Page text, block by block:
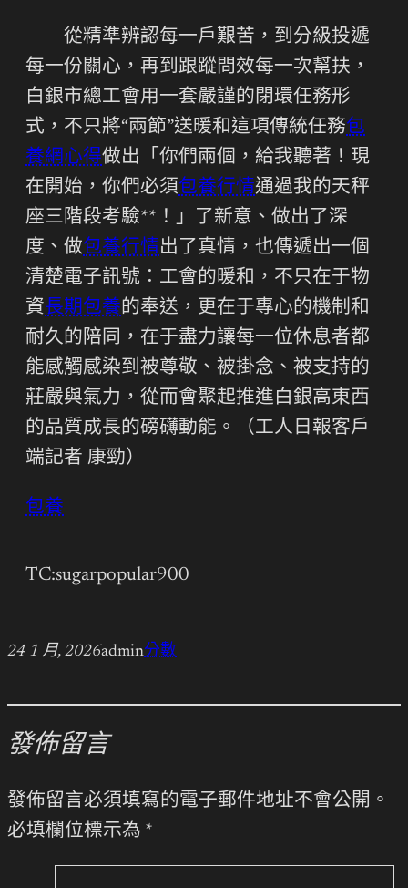
從精準辨認每一戶艱苦，到分級投遞
每一份關心，再到跟蹤問效每一次幫扶，
白銀市總工會用一套嚴謹的閉環任務形
式，不只將“兩節”送暖和這項傳統任務包
養網心得做出「你們兩個，給我聽著！現
在開始，你們必須包養行情通過我的天秤
座三階段考驗**！」了新意、做出了深
度、做包養行情出了真情，也傳遞出一個
清楚電子訊號：工會的暖和，不只在于物
資長期包養的奉送，更在于專心的機制和
耐久的陪同，在于盡力讓每一位休息者都
能感觸感染到被尊敬、被掛念、被支持的
莊嚴與氣力，從而會聚起推進白銀高東西
的品質成長的磅礴動能。（工人日報客戶
端記者 康勁）
包養
TC:sugarpopular900
24 1 月, 2026admin分數
發佈留言
發佈留言必須填寫的電子郵件地址不會公開。
必填欄位標示為 *